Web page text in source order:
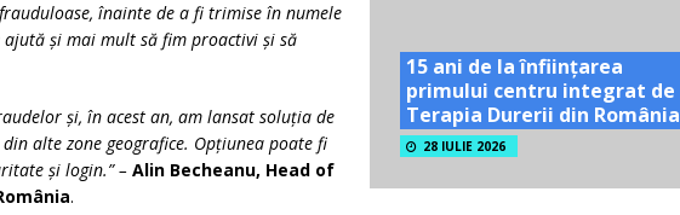
înainte de a fi trimise în numele
și mai mult să fim proactivi și să
și, în acest an, am lansat soluția de
alte zone geografice. Opțiunea poate fi
și login.” – Alin Becheanu, Head of
.
15 ani de la înființarea
primului centru integrat de
Terapia Durerii din România
28 IULIE 2026